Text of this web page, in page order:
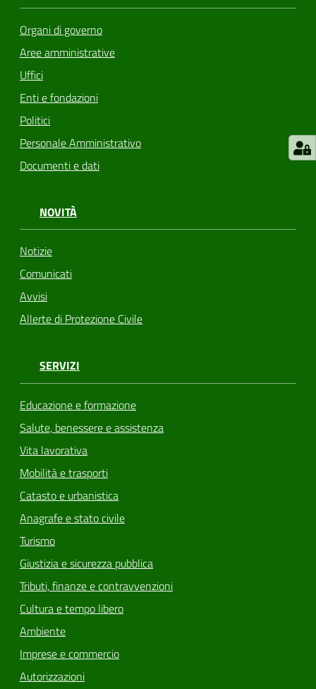
Organi di governo
Aree amministrative
Uffici
Enti e fondazioni
Politici
Personale Amministrativo
Documenti e dati
NOVITÀ
Notizie
Comunicati
Avvisi
Allerte di Protezione Civile
SERVIZI
Educazione e formazione
Salute, benessere e assistenza
Vita lavorativa
Mobilità e trasporti
Catasto e urbanistica
Anagrafe e stato civile
Turismo
Giustizia e sicurezza pubblica
Tributi, finanze e contravvenzioni
Cultura e tempo libero
Ambiente
Imprese e commercio
Autorizzazioni